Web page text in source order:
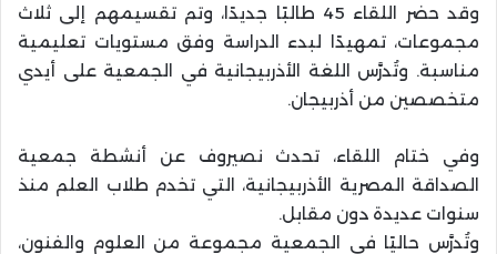
وقد حضر اللقاء 45 طالبًا جديدًا، وتم تقسيمهم إلى ثلاث
مجموعات، تمهيدًا لبدء الدراسة وفق مستويات تعليمية
مناسبة. وتُدرَّس اللغة الأذربيجانية في الجمعية على أيدي
متخصصين من أذربيجان.
وفي ختام اللقاء، تحدث نصيروف عن أنشطة جمعية
الصداقة المصرية الأذربيجانية، التي تخدم طلاب العلم منذ
سنوات عديدة دون مقابل.
وتُدرَّس حاليًا في الجمعية مجموعة من العلوم والفنون،